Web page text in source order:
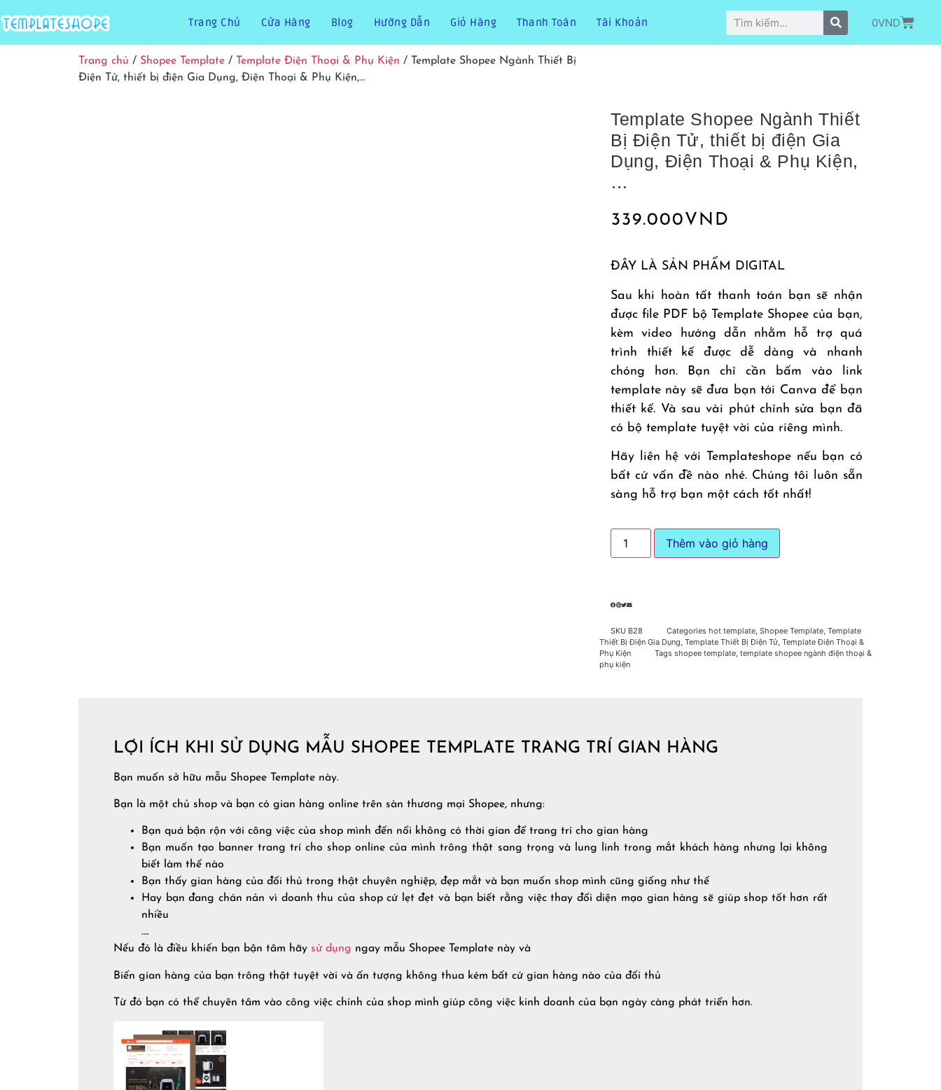
Trang Chủ Cửa Hàng Blog Hướng Dẫn Giỏ Hàng Thanh Toán Tài Khoản 0VND
Trang chủ / Shopee Template / Template Điện Thoại & Phụ Kiện / Template Shopee Ngành Thiết Bị
Điện Tử, thiết bị điện Gia Dụng, Điện Thoại & Phụ Kiện,…
Template Shopee Ngành Thiết
Bị Điện Tử, thiết bị điện Gia
Dụng, Điện Thoại & Phụ Kiện,
…
339.000 VND
ĐÂY LÀ SẢN PHẨM DIGITAL
Sau khi hoàn tất thanh toán bạn sẽ nhận
được file PDF bộ Template Shopee của bạn,
kèm video hướng dẫn nhằm hỗ trợ quá
trình thiết kế được dễ dàng và nhanh
chóng hơn. Bạn chỉ cần bấm vào link
template này sẽ đưa bạn tới Canva để bạn
thiết kế. Và sau vài phút chỉnh sửa bạn đã
có bộ template tuyệt vời của riêng mình.
Hãy liên hệ với Templateshope nếu bạn có
bất cứ vấn đề nào nhé. Chúng tôi luôn sẵn
sàng hỗ trợ bạn một cách tốt nhất!
Thêm vào giỏ hàng
SKU B28 Categories hot template, Shopee Template, Template
Thiết Bị Điện Gia Dụng ,Template Thiết Bị Điện Tử ,Template Điện Thoại &
Phụ Kiện
Tags shopee template ,template shopee ngành điện thoại &
phụ kiện
LỢI ÍCH KHI SỬ DỤNG MẪU SHOPEE TEMPLATE TRANG TRÍ GIAN HÀNG
Bạn muốn sở hữu mẫu Shopee Template này.
Bạn là một chủ shop và bạn có gian hàng online trên sàn thương mại Shopee, nhưng:
Bạn quá bận rộn với công việc của shop mình đến nổi không có thời gian để trang trí cho gian hàng
Bạn muốn tạo banner trang trí cho shop online của mình trông thật sang trọng và lung linh trong mắt khách hàng nhưng lại không
biết làm thế nào
Bạn thấy gian hàng của đối thủ trong thật chuyên nghiệp, đẹp mắt và bạn muốn shop mình cũng giống như thế
Hay bạn đang chán nản vì doanh thu của shop cứ lẹt đẹt và bạn biết rằng việc thay đổi diện mạo gian hàng sẽ giúp shop tốt hơn rất
nhiều
….
Nếu đó là điều khiến bạn bận tâm hãy sử dụng ngay mẫu Shopee Template này và
Biến gian hàng của bạn trông thật tuyệt vời và ấn tượng không thua kém bất cứ gian hàng nào của đối thủ
Từ đó bạn có thể chuyên tâm vào công việc chính của shop mình giúp công việc kinh doanh của bạn ngày càng phát triển hơn.